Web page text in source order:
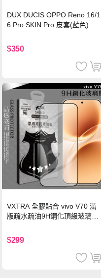
DUX DUCIS OPPO Reno 16/1
6 Pro SKIN Pro 皮套(藍色)
$350
VXTRA 全膠貼合 vivo V70 滿
版疏水疏油9H鋼化頂級玻璃貼
$299